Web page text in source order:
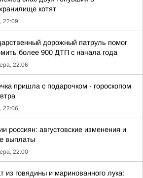
котят
22:09
дорожный патруль помог
более 900 ДТП с начала года
22:06
пришла с подарочком - гороскопом
22:06
россиян: августовские изменения и
выплаты
22:00
из говядины и маринованного лука: